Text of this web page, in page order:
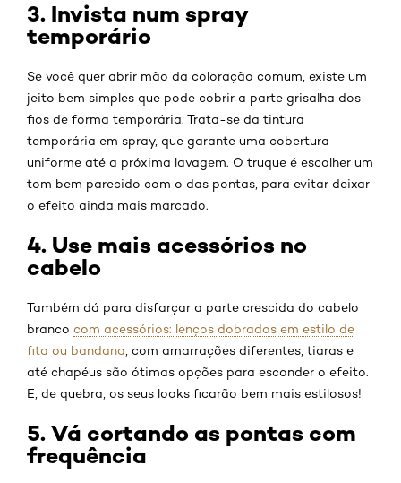
3. Invista num spray
temporário
Se você quer abrir mão da coloração comum, existe um
jeito bem simples que pode cobrir a parte grisalha dos
fios de forma temporária. Trata-se da tintura
temporária em spray, que garante uma cobertura
uniforme até a próxima lavagem. O truque é escolher um
tom bem parecido com o das pontas, para evitar deixar
o efeito ainda mais marcado.
4. Use mais acessórios no
cabelo
Também dá para disfarçar a parte crescida do cabelo
branco com acessórios: lenços dobrados em estilo de
fita ou bandana , com amarrações diferentes, tiaras e
até chapéus são ótimas opções para esconder o efeito.
E, de quebra, os seus looks ficarão bem mais estilosos!
5. Vá cortando as pontas com
frequência